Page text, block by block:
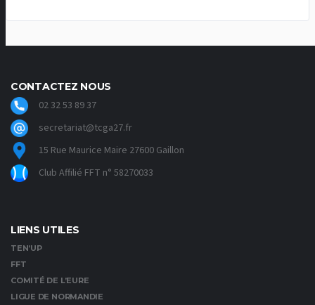
CONTACTEZ NOUS
02 32 53 89 37
secretariat@tcga27.fr
15 Rue Maurice Maire 27600 Gaillon
Club Affilié FFT n° 58270033
LIENS UTILES
TEN’UP
FFT
COMITÉ DE L’EURE
LIGUE DE NORMANDIE